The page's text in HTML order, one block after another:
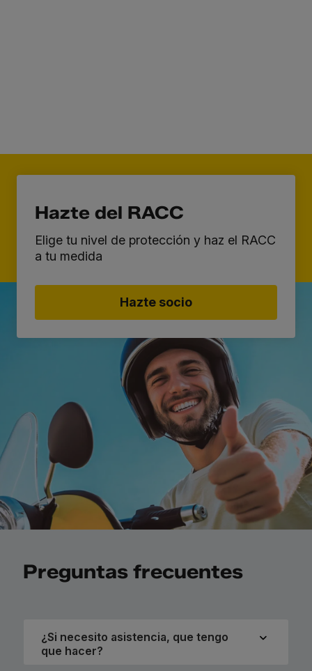
Hazte del RACC
Elige tu nivel de protección y haz el RACC
a tu medida
Hazte socio
Preguntas frecuentes
¿Si necesito asistencia, que tengo
que hacer?